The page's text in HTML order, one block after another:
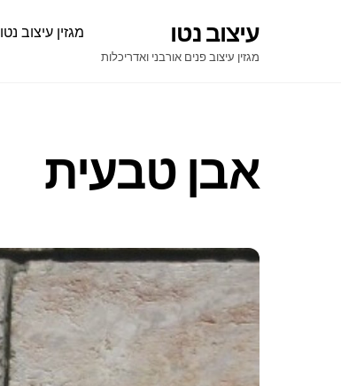
עיצוב נטו
מגזין עיצוב פנים אורבני ואדריכלות
מגזין עיצוב נטו
אבן טבעית